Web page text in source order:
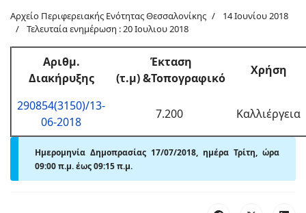
Αρχείο Περιφερειακής Ενότητας Θεσσαλονίκης
14 Ιουνίου 2018
Τελευταία ενημέρωση : 20 Ιουλιου 2018
Αριθμ.
Διακήρυξης
Έκταση
(τ.μ)&Τοπογραφικό
Χρήση
290854(3150)/13-
06-2018
7.200 Καλλιέργεια
Ημερομηνία Δημοπρασίας 17/07/2018, ημέρα Τρίτη, ώρα
09:00 π.μ. έως 09:15 π.μ.